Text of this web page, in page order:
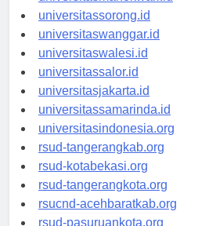
universitasmanokwari.id
universitassorong.id
universitaswanggar.id
universitaswalesi.id
universitassalor.id
universitasjakarta.id
universitassamarinda.id
universitasindonesia.org
rsud-tangerangkab.org
rsud-kotabekasi.org
rsud-tangerangkota.org
rsucnd-acehbaratkab.org